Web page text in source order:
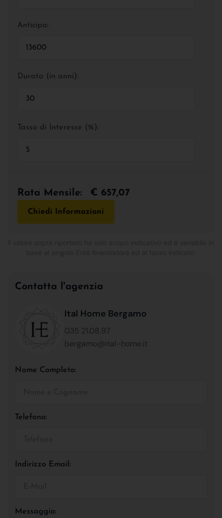
Anticipo:
Durata (in anni):
Tasso di Interesse (%):
Rata Mensile: € 657,07
Chiedi Informazioni
Contatta l'agenzia
Ital Home Bergamo
035 21.08.97
bergamo@ital-home.it
Nome Completo:
Telefono:
Indirizzo Email:
Messaggio: